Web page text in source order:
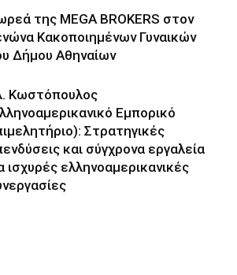
της MEGA BROKERS στον
Κακοποιημένων Γυναικών
Δήμου Αθηναίων
Κωστόπουλος
Εμπορικό
Στρατηγικές
και σύγχρονα εργαλεία
ισχυρές ελληνοαμερικανικές